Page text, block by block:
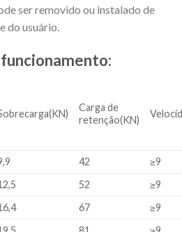
ser removido ou instalado de
do usuário.
Carga de
retenção(KN)
42
≥9
52
≥9
67
≥9